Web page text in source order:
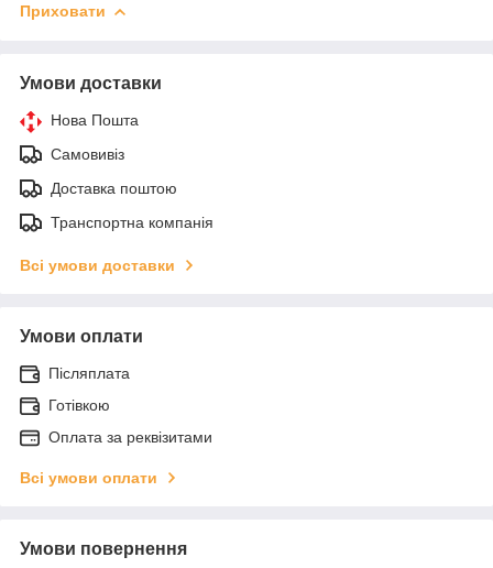
Приховати
Умови доставки
Нова Пошта
Самовивіз
Доставка поштою
Транспортна компанія
Всі умови доставки
Умови оплати
Післяплата
Готівкою
Оплата за реквізитами
Всі умови оплати
Умови повернення